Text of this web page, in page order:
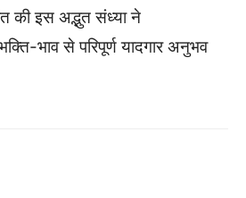
की इस अद्भुत संध्या ने
भाव से परिपूर्ण यादगार अनुभव